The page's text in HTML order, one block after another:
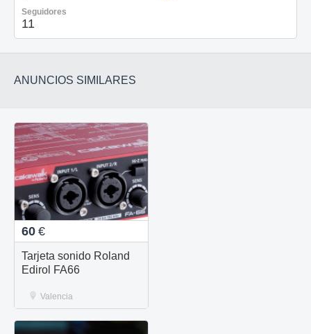
Seguidores
11
ANUNCIOS SIMILARES
60 €
Tarjeta sonido Roland
Edirol FA66
Valencia